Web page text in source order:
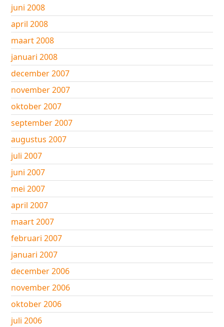
juni 2008
april 2008
maart 2008
januari 2008
december 2007
november 2007
oktober 2007
september 2007
augustus 2007
juli 2007
juni 2007
mei 2007
april 2007
maart 2007
februari 2007
januari 2007
december 2006
november 2006
oktober 2006
juli 2006